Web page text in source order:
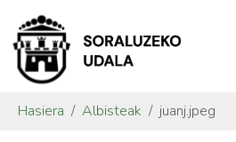
Hasiera Albisteak juanj.jpeg